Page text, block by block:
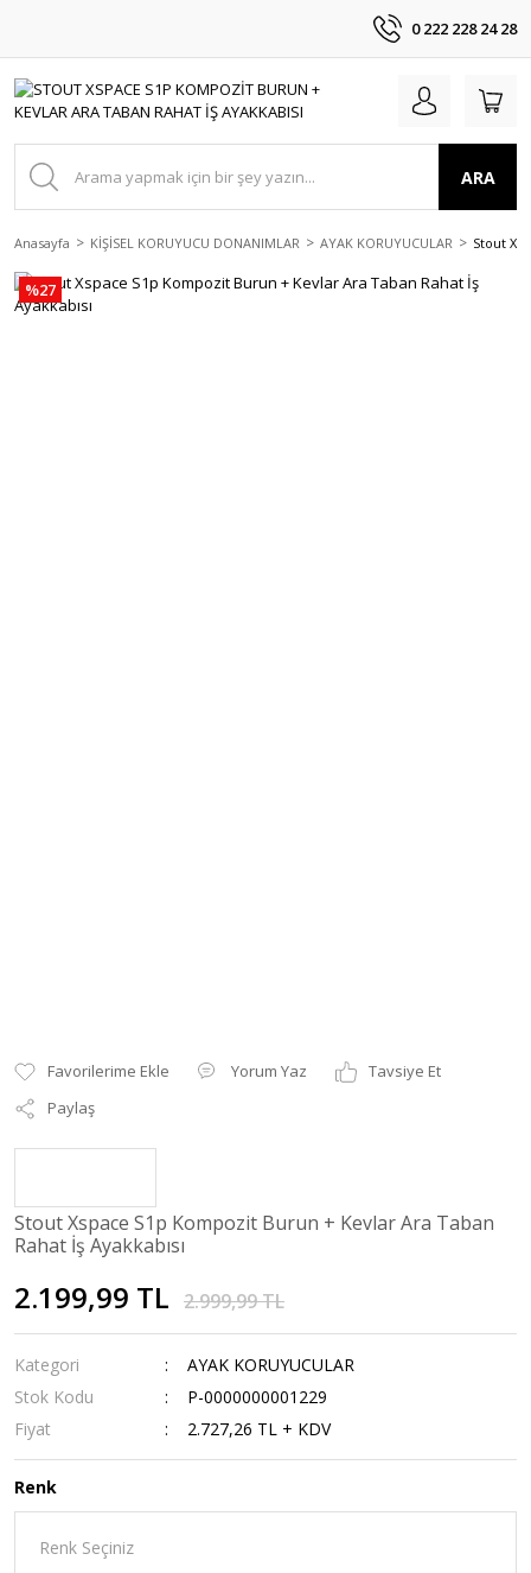
0 222 228 24 28
ARA
Anasayfa KİŞİSEL KORUYUCU DONANIMLAR AYAK KORUYUCULAR Stout
%27
Yorum Yaz
Tavsiye Et
Paylaş
Stout Xspace S1p Kompozit Burun + Kevlar Ara Taban
Rahat İş Ayakkabısı
2.199,99 TL 2.999,99 TL
Kategori
AYAK KORUYUCULAR
Stok Kodu
P-0000000001229
Fiyat
2.727,26 TL + KDV
Renk